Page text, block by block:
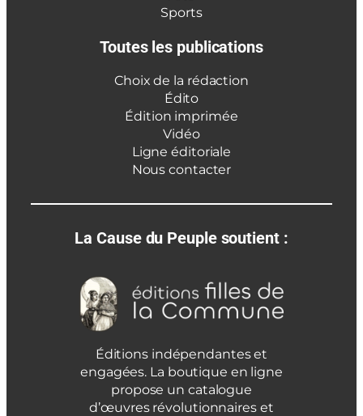
Sports
Toutes les publications
Choix de la rédaction
Édito
Édition imprimée
Vidéo
Ligne éditoriale
Nous contacter
La Cause du Peuple soutient :
Éditions indépendantes et
engagées. La boutique en ligne
propose un catalogue
d’œuvres révolutionnaires et